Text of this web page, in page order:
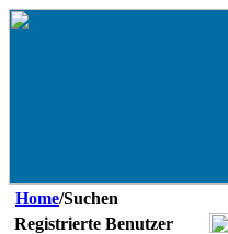
Home/Suchen
Registrierte Benutzer